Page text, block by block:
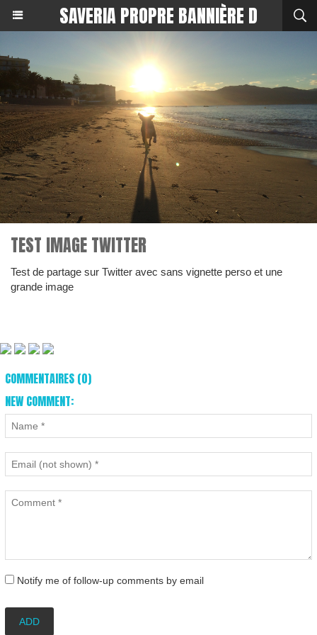
SAVERIA PROPRE BANNIÈRE D
TEST IMAGE TWITTER
Test de partage sur Twitter avec sans vignette perso et une
grande image
COMMENTAIRES (0)
NEW COMMENT:
Notify me of follow-up comments by email
ADD